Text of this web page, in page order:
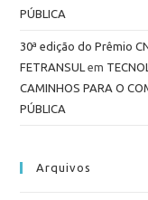
PÚBLICA
30ª edição do Prêmio
FETRANSUL em
CAMINHOS PARA O
PÚBLICA
Arquivos